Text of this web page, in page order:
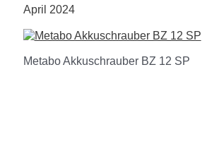
April 2024
Metabo Akkuschrauber BZ 12 SP